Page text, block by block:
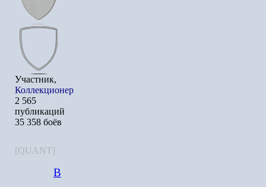
Участник,
Коллекционер
2 565
публикаций
35 358 боёв
[QUANT]